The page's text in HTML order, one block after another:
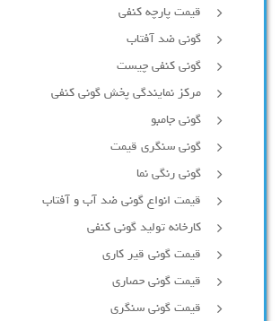
قیمت پارچه کنفی
گونی ضد آفتاب
گونی کنفی چیست
مرکز نمایندگی پخش گونی کنفی
گونی جامبو
گونی سنگری قیمت
گونی رنگی نما
قیمت انواع گونی ضد آب و آفتاب
کارخانه تولید گونی کنفی
قیمت گونی قیر کاری
قیمت گونی حصاری
قیمت گونی سنگری